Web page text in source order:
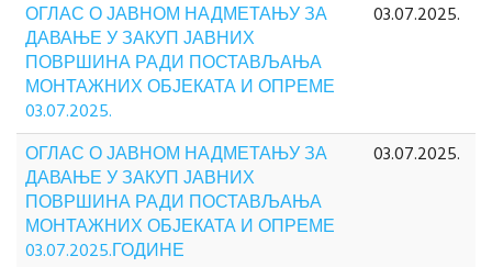
ОГЛАС О ЈАВНОМ НАДМЕТАЊУ ЗА
ДАВАЊЕ У ЗАКУП ЈАВНИХ
ПОВРШИНА РАДИ ПОСТАВЉАЊА
МОНТАЖНИХ ОБЈЕКАТА И ОПРЕМЕ
03.07.2025.
03.07.2025.
ОГЛАС О ЈАВНОМ НАДМЕТАЊУ ЗА
ДАВАЊЕ У ЗАКУП ЈАВНИХ
ПОВРШИНА РАДИ ПОСТАВЉАЊА
МОНТАЖНИХ ОБЈЕКАТА И ОПРЕМЕ
03.07.2025.ГОДИНЕ
03.07.2025.